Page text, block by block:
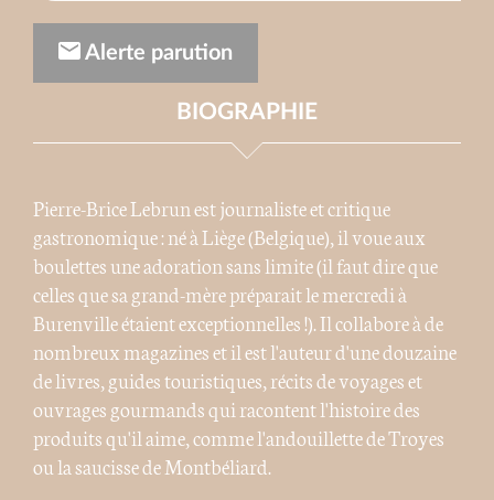
Alerte parution
BIOGRAPHIE
Pierre-Brice Lebrun est journaliste et critique
gastronomique : né à Liège (Belgique), il voue aux
boulettes une adoration sans limite (il faut dire que
celles que sa grand-mère préparait le mercredi à
Burenville étaient exceptionnelles !). Il collabore à de
nombreux magazines et il est l'auteur d'une douzaine
de livres, guides touristiques, récits de voyages et
ouvrages gourmands qui racontent l'histoire des
produits qu'il aime, comme l'andouillette de Troyes
ou la saucisse de Montbéliard.